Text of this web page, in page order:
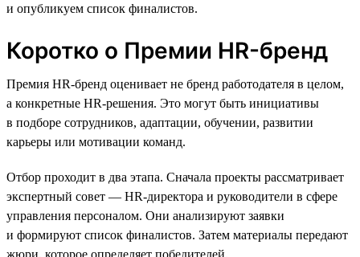
и опубликуем список финалистов.
Коротко о Премии HR-бренд
Премия HR-бренд оценивает не бренд работодателя в целом,
а конкретные HR-решения. Это могут быть инициативы
в подборе сотрудников, адаптации, обучении, развитии
карьеры или мотивации команд.
Отбор проходит в два этапа. Сначала проекты рассматривает
экспертный совет — HR-директора и руководители в сфере
управления персоналом. Они анализируют заявки
и формируют список финалистов. Затем материалы передают
жюри, которое определяет победителей.